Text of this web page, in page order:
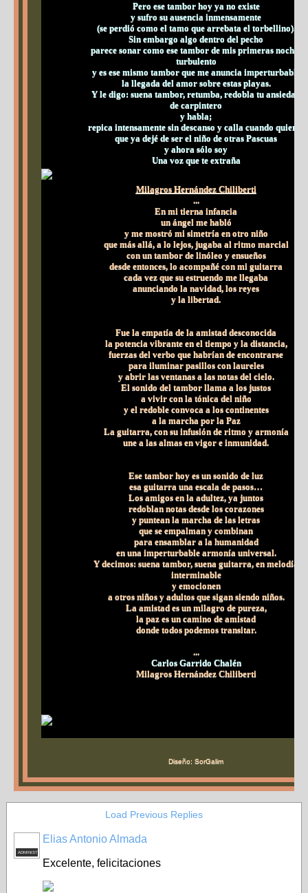
Pero ese tambor hoy ya no existe
y sufro su ausencia inmensamente
(se perdió como el tamo que arrebata el torbellino).
Sin embargo algo dentro del pecho
parece sonar como ese tambor de mis primeras noches
turbulento
y es ese mismo tambor que me anuncia imperturbable
la llegada del amor sobre estas playas.
Y le digo: suena tambor, retumba, redobla tu ansiedad
de carpintero
y habla;
repica intensamente sin descanso y calla cuando quieras
que ya dejé de ser el niño de otras Pascuas
y ahora sólo soy
Una voz que te extraña
Milagros Hernández Chiliberti
...
En mi tierna infancia
un ángel me habló
y me mostró mi simetría en otro niño
que más allá, a lo lejos, jugaba al ritmo marcial
con un tambor de linóleo y ensueños
desde entonces, lo acompañé con mi guitarra
cada vez que su estruendo me llegaba
anunciando la navidad, los reyes
y la libertad.
Fue la empatía de la amistad desconocida
la potencia vibrante en el tiempo y la distancia,
fuerzas del verbo que habrían de encontrarse
para iluminar pasillos con laureles
y abrir las ventanas a las notas del cielo.
El sonido del tambor llama a los justos
a vivir con la tónica del niño
y el redoble convoca a los continentes
a la marcha por la Paz
La guitarra, con su infusión de ritmo y armonía
une a las almas en vigor e inmunidad.
Ese tambor hoy es un sonido de luz
esa guitarra una escala de pasos…
Los amigos en la adultez, ya juntos
redoblan notas desde los corazones
y puntean la marcha de las letras
que se empalman y combinan
para ensamblar a la humanidad
en una imperturbable armonía universal.
Y decimos: suena tambor, suena guitarra, en melodía
interminable
y emocionen
a otros niños y adultos que sigan siendo niños.
La amistad es un milagro de pureza,
la paz es un camino de amistad
donde todos podemos transitar.
...
Carlos Garrido Chalén
Milagros Hernández Chiliberti
Diseño: SorGalim
Load Previous Replies
ADMINISTRADOR
Elias Antonio Almada
Excelente, felicitaciones